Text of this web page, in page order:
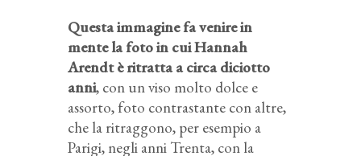
Questa immagine fa venire in
mente la foto in cui Hannah
Arendt è ritratta a circa diciotto
anni, con un viso molto dolce e
assorto, foto contrastante con altre,
che la ritraggono, per esempio a
Parigi, negli anni Trenta, con la